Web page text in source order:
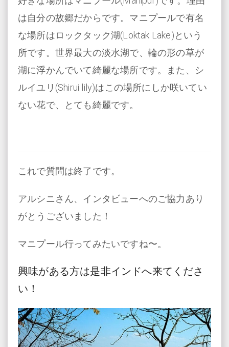
は自分の故郷だからです。マニプールで有名
な場所はロックタック湖(Loktak Lake)という
所です。世界最大の淡水湖で、輪の形の草が
湖に浮かんでいて綺麗な場所です。また、シ
ルイユリ(Shirui lily)はこの場所にしか咲いてい
ない花で、とても綺麗です。
これで質問は終了です。
アルシニさん、インタビューへのご協力あり
がとうございました！
マニプール行ってみたいですね〜。
興味がある方は是非インドへ来てくださ
い！